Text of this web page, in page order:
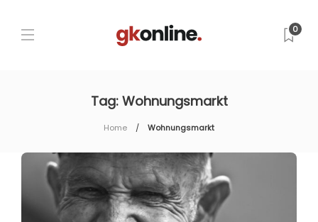
0
Tag: Wohnungsmarkt
Home Wohnungsmarkt